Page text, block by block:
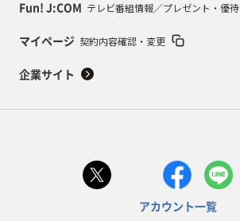
Fun! J:COM テレビ番組情報／プレゼント・優待
マイページ 契約内容確認・変更
企業サイト
アカウント一覧